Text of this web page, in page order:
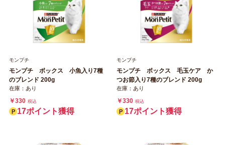
モンプチ
モンプチ ボックス 小魚入り7種
のブレンド 200g
在庫：あり
￥330 税込
17ポイント獲得
モンプチ
モンプチ ボックス 毛玉ケア か
つお節入り7種のブレンド 200g
在庫：あり
￥330 税込
17ポイント獲得